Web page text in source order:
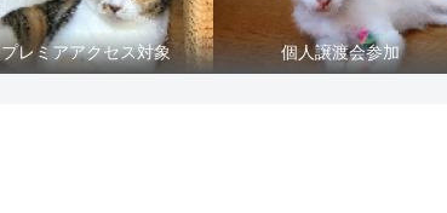
プレミアアクセス対象 個人譲渡会参加